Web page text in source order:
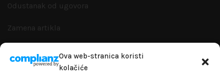
Ova web-stranica koristi
kolačiće
Odustanak od ugovora
Zamena artikla
Politika privatnosti